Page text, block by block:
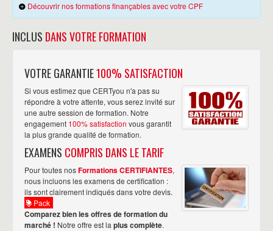
Découvrir nos formations finançables avec votre CPF
INCLUS DANS VOTRE FORMATION
VOTRE GARANTIE100% SATISFACTION
Si vous estimez que CERTyou n'a pas su
répondre à votre attente, vous serez invité sur
une autre session de formation. Notre
engagement 100% satisfaction vous garantit
la plus grande qualité de formation.
EXAMENS COMPRIS DANS LE TARIF
Pour toutes nosFormations CERTIFIANTES,
nous incluons les examens de certification :
ils sont clairement indiqués dans votre devis.
Pack
Comparez bien les offres de formation du
marché ! Notre offre est la plus complète.